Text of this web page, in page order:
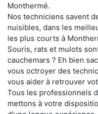
Monthermé.
Nos techniciens savent
nuisibles, dans les
les plus courts à
Souris, rats et mulots
cauchemars ? Eh bien
vous octroyer des
vous aider à retrouver
Tous les professionnels
mettons à votre